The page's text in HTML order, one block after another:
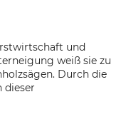
und
weiß sie zu
Durch die
dieser